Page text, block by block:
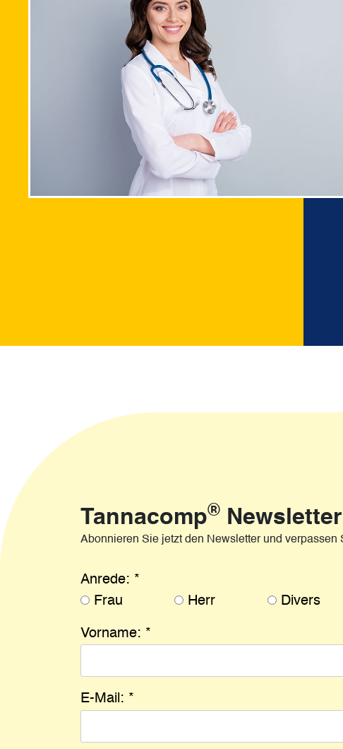
Tannacomp® Newsletter
Abonnieren Sie jetzt den Newsletter und verpassen
Anrede: *
Frau
Herr Divers
Vorname: *
E-Mail: *